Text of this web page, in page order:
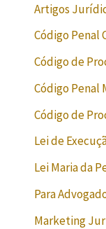
Artigos
Código Penal
Código de
Código Penal
Código de
Lei de
Lei Maria da
Para
Marketing